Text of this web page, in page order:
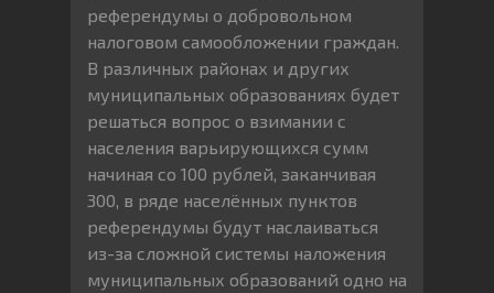
референдумы о добровольном
налоговом самообложении граждан.
В различных районах и других
муниципальных образованиях будет
решаться вопрос о взимании с
населения варьирующихся сумм
начиная со 100 рублей, заканчивая
300, в ряде населённых пунктов
референдумы будут наслаиваться
из-за сложной системы наложения
муниципальных образований одно на